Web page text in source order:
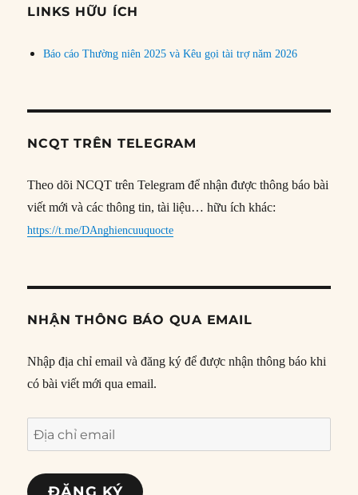
đề
LINKS HỮU ÍCH
Báo cáo Thường niên 2025 và Kêu gọi tài trợ năm 2026
NCQT TRÊN TELEGRAM
Theo dõi NCQT trên Telegram để nhận được thông báo bài
viết mới và các thông tin, tài liệu… hữu ích khác:
https://t.me/DAnghiencuuquocte
NHẬN THÔNG BÁO QUA EMAIL
Nhập địa chỉ email và đăng ký để được nhận thông báo khi
có bài viết mới qua email.
Địa
chỉ
email